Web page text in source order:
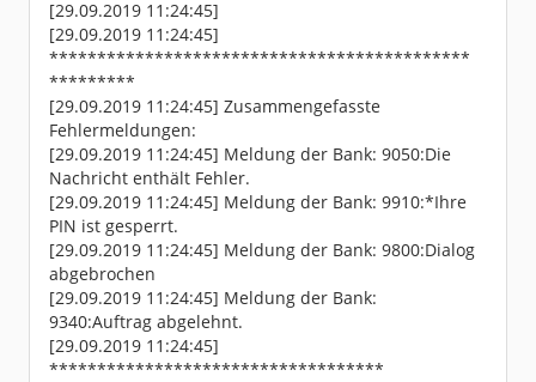
[29.09.2019 11:24:45]
[29.09.2019 11:24:45]
********************************************
*********
[29.09.2019 11:24:45] Zusammengefasste
Fehlermeldungen:
[29.09.2019 11:24:45] Meldung der Bank: 9050:Die
Nachricht enthält Fehler.
[29.09.2019 11:24:45] Meldung der Bank: 9910:*Ihre
PIN ist gesperrt.
[29.09.2019 11:24:45] Meldung der Bank: 9800:Dialog
abgebrochen
[29.09.2019 11:24:45] Meldung der Bank:
9340:Auftrag abgelehnt.
[29.09.2019 11:24:45]
***********************************